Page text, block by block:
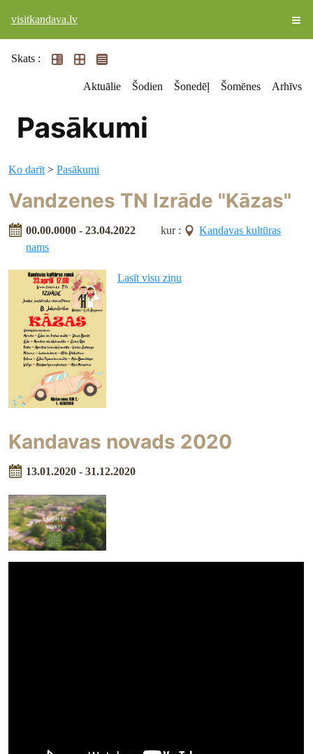
visitkandava.lv
Skats :
Aktuālie Šodien Šonedēļ Šomēnes Arhīvs
Pasākumi
Ko darīt >Pasākumi
Vandzenes TN Izrāde "Kāzas"
00.00.0000 - 23.04.2022 kur :
Kandavas kultūras
nams
Lasīt visu ziņu
Kandavas novads 2020
13.01.2020 - 31.12.2020